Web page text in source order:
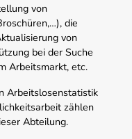
von
die
von
bei der Suche
Arbeitsmarkt, etc.
Arbeitslosenstatistik
zählen
Abteilung.